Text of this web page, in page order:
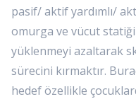
pasif/ aktif yardımlı/
omurga ve vücut
yüklenmeyi azaltarak
sürecini kırmaktır.
hedef özellikle